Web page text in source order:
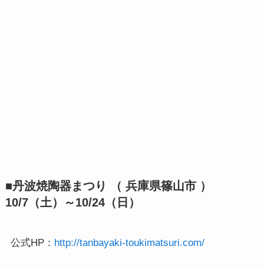
■丹波焼陶器まつり （ 兵庫県篠山市 ）
10/7（土）～10/24（日）
公式HP： http://tanbayaki-toukimatsuri.com/